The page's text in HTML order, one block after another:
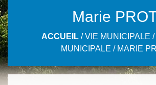
Marie
ACCUEIL /VIE MUNICIPALE /
MUNICIPALE / MARIE